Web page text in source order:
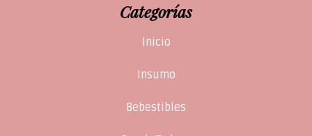
Categorías
Inicio
Insumo
Bebestibles